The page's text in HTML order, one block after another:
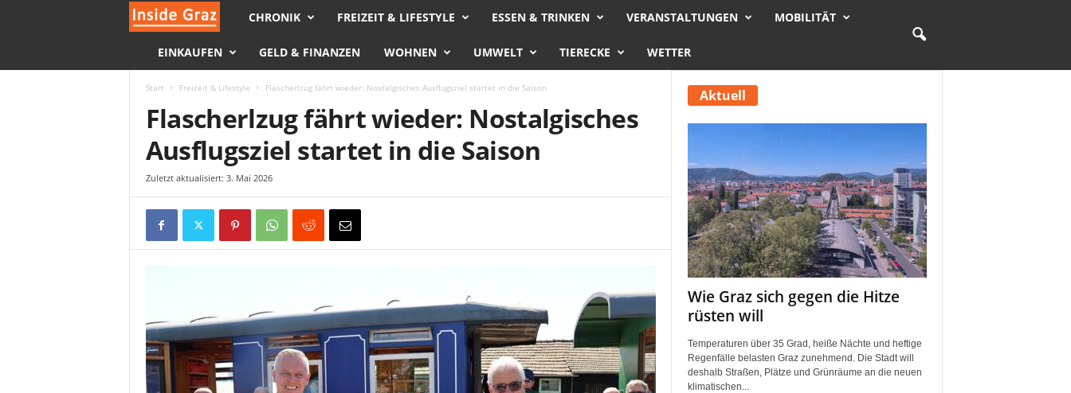
s
i
d
G
z
CHRONIK FREIZEIT & LIFESTYLE ESSEN & TRINKEN VERANSTALTUNGEN MOBILITÄT
EINKAUFEN GELD & FINANZEN WOHNEN UMWELT TIERECKE WETTER
Start Freizeit & Lifestyle Flascherlzug fährt wieder: Nostalgisches Ausflugsziel startet in die Saison
Flascherlzug fährt wieder: Nostalgisches
Ausflugsziel startet in die Saison
Zuletzt aktualisiert: 3. Mai 2026
Aktuell
Wie Graz sich gegen die Hitze
rüsten will
Temperaturen über 35 Grad, heiße Nächte und heftige
Regenfälle belasten Graz zunehmend. Die Stadt will
deshalb Straßen, Plätze und Grünräume an die neuen
klimatischen...